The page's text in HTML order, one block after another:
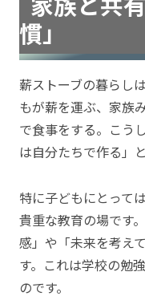
慣」
薪ストーブの暮らし
もが薪を運ぶ、家族
で食事をする。こう
は自分たちで作る」
特に子どもにとって
貴重な教育の場です
感」や「未来を考え
す。これは学校の勉
のです。